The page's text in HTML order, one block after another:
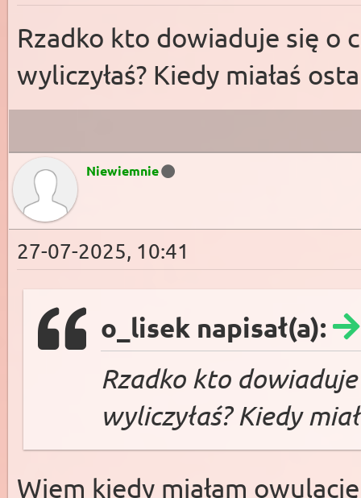
Rzadko kto dowiaduje się o
wyliczyłaś? Kiedy miałaś
Niewiemnie
27-07-2025, 10:41
o_lisek napisał(a):
Rzadko kto
wyliczyłaś? Kiedy
Wiem kiedy miałam